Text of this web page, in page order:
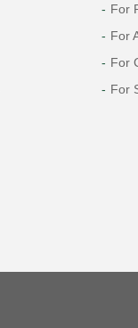
For
For
For
For